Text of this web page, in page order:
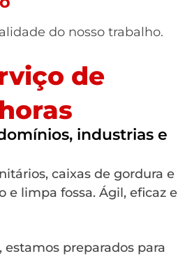
do nosso trabalho.
de
industrias e
caixas de gordura e
limpa fossa. Ágil, eficaz e
preparados para